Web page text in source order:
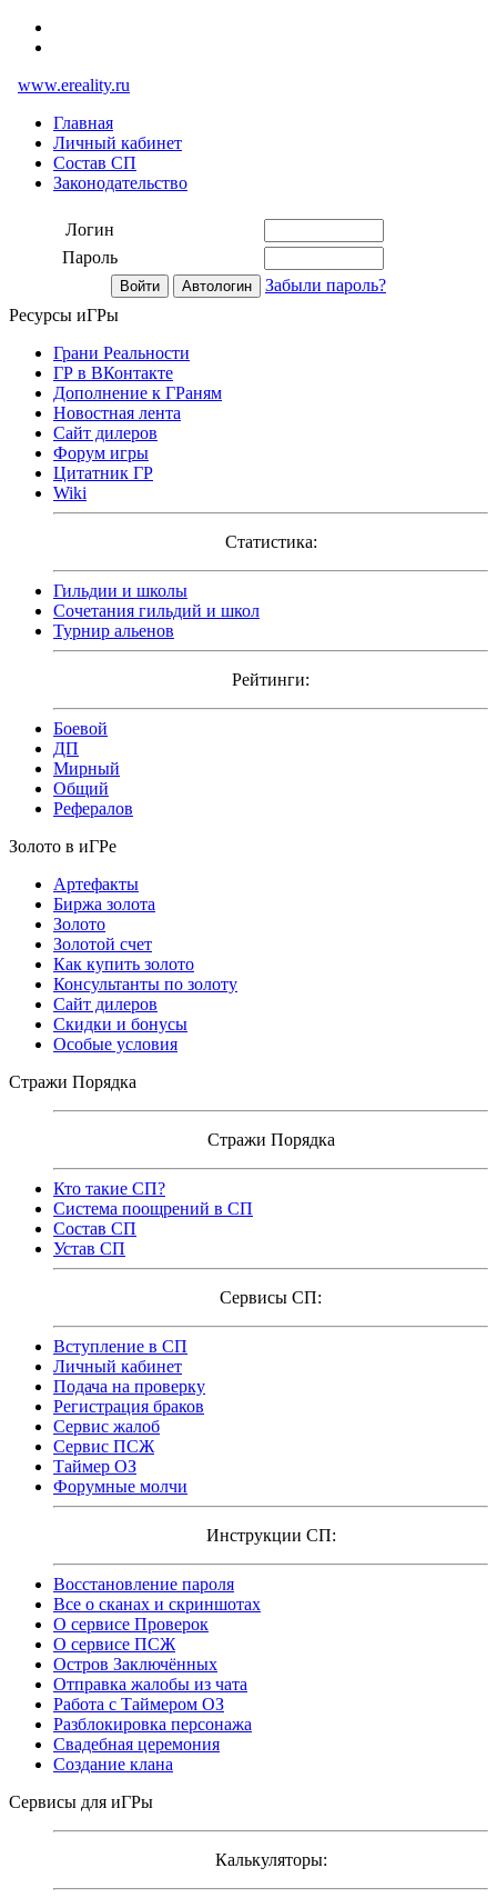
www.ereality.ru
Главная
Личный кабинет
Состав СП
Законодательство
Логин
Пароль
Забыли пароль?
Ресурсы иГРы
Грани Реальности
ГР в ВКонтакте
Дополнение к ГРаням
Новостная лента
Сайт дилеров
Форум игры
Цитатник ГР
Wiki
Статистика:
Гильдии и школы
Сочетания гильдий и школ
Турнир альенов
Рейтинги:
Боевой
ДП
Мирный
Общий
Рефералов
Золото в иГРе
Артефакты
Биржа золота
Золото
Золотой счет
Как купить золото
Консультанты по золоту
Сайт дилеров
Скидки и бонусы
Особые условия
Стражи Порядка
Стражи Порядка
Кто такие СП?
Система поощрений в СП
Состав СП
Устав СП
Сервисы СП:
Вступление в СП
Личный кабинет
Подача на проверку
Регистрация браков
Сервис жалоб
Сервис ПСЖ
Таймер ОЗ
Форумные молчи
Инструкции СП:
Восстановление пароля
Все о сканах и скриншотах
О сервисе Проверок
О сервисе ПСЖ
Остров Заключённых
Отправка жалобы из чата
Работа с Таймером ОЗ
Разблокировка персонажа
Свадебная церемония
Создание клана
Сервисы для иГРы
Калькуляторы: